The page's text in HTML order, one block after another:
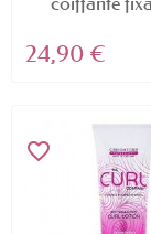
24,90 €
favorite_border